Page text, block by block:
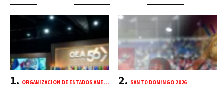
ORGANIZACIÓN DE ESTADOS AMERICANOS (OEA) SANTO DOMINGO 2026